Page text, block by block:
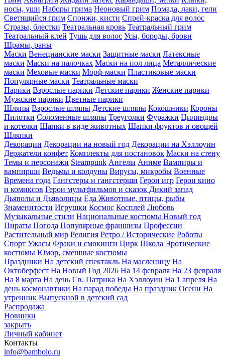
носы, уши Наборы грима Неоновый грим Помада, лаки, гели
Светящийся грим Спонжи, кисти Спрей-краска для волос
Стразы, блестки Театральная кровь Театральный грим
Театральный клей Тушь для волос Усы, бороды, брови
Шрамы, раны
Маски Венецианские маски Защитные маски Латексные
маски Маски на палочках Маски на пол лица Металлические
маски Меховые маски Морф-маски Пластиковые маски
Популярные маски Театральные маски
Парики Взрослые парики Детские парики Женские парики
Мужские парики Цветные парики
Шляпы Взрослые шляпы Детские шляпы Кокошники Короны
Пилотки Соломенные шляпы Треуголки Фуражки Цилиндры
и котелки Шапки в виде животных Шапки фруктов и овощей
Шляпки
Декорации Декорации на новый год Декорации на Хэллоуин
Держатели конфет Комплекты для постановок Маски на стену
Темы и персонажи Steampunk Ангелы Аниме Вампиры и
вампирши Ведьмы и колдуны Вирусы, микробы Военные
Времена года Гангстеры и гангстерши Герои игр Герои кино
и комиксов Герои мультфильмов и сказок Дикий запад
Дьяволы и Дьяволицы Еда Животные, птицы, рыбы
Знаменитости Игрушки Космос Косплей Любовь
Музыкальные стили Национальные костюмы Новый год
Пираты Погода Популярные франшизы Профессии
Растительный мир Религия Ретро / Исторические Роботы
Спорт Ужасы Фраки и смокинги Цирк Школа Эротические
костюмы Юмор, смешные костюмы
Праздники На детский спектакль На масленицу На
Октоберфест На Новый Год 2026 На 14 февраля На 23 февраля
На 8 марта На день Св. Патрика На Хэллоуин На 1 апреля На
день космонавтики На парад победы На праздник Осени На
утренник Выпускной в детский сад
Распродажа
Новинки
закрыть
Личный кабинет
Контакты
info@bambolo.ru